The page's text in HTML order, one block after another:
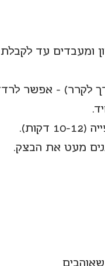
ומעבדים עד
לקרר) - אפשר
מעט את הבצק.